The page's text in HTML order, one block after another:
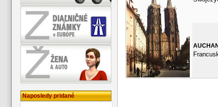
Naposledy pridané